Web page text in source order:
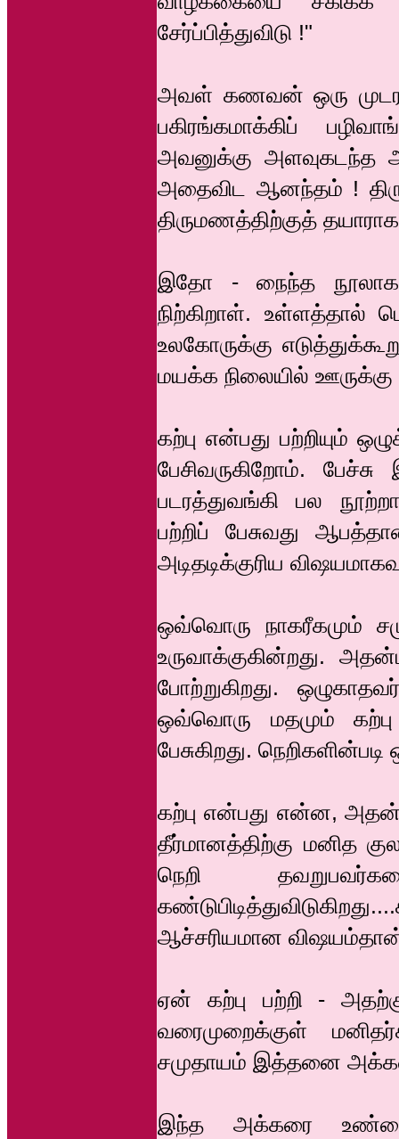
சேர்ப்பித்துவிடு !"
அவள் கணவன் ஒரு
பகிரங்கமாக்கிப்
அவனுக்கு அளவுகடந்த
அதைவிட ஆனந்தம் !
திருமணத்திற்குத்
இதோ - நைந்த நூலாக
நிற்கிறாள். உள்ளத்தால்
உலகோருக்கு
மயக்க நிலையில் ஊருக்கு
கற்பு என்பது பற்றியும்
பேசிவருகிறோம்.
படரத்துவங்கி பல
பற்றிப் பேசுவது
அடிதடிக்குரிய
ஒவ்வொரு நாகரீகமும்
உருவாக்குகின்றது.
போற்றுகிறது.
ஒவ்வொரு மதமும் கற்பு
பேசுகிறது.
கற்பு என்பது என்ன, அதன்
தீர்மானத்திற்கு மனித
நெறி
ஆச்சரியமான
ஏன் கற்பு பற்றி -
வரைமுறைக்குள்
சமுதாயம் இத்தனை
இந்த அக்கரை